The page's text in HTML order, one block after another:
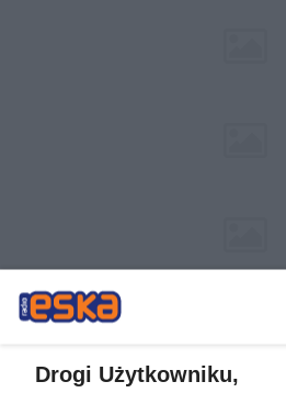
Drogi Użytkowniku,